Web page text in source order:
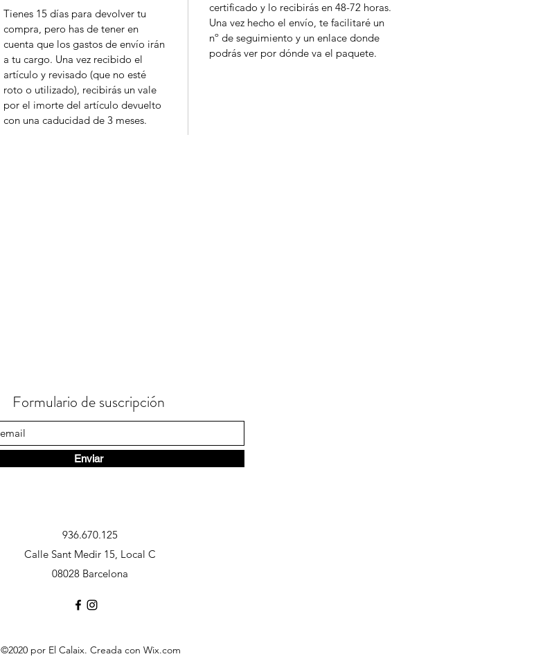
Tienes 15 días para devolver tu
compra, pero has de tener en
cuenta que los gastos de envío irán
a tu cargo. Una vez recibido el
artículo y revisado (que no esté
roto o utilizado), recibirás un vale
por el imorte del artículo devuelto
con una caducidad de 3 meses.
certificado y lo recibirás en 48-72 horas.
Una vez hecho el envío, te facilitaré un
nº de seguimiento y un enlace donde
podrás ver por dónde va el paquete.
Formulario de suscripción
Enviar
936.670.125
Calle Sant Medir 15, Local C
08028 Barcelona
©2020 por El Calaix. Creada con Wix.com